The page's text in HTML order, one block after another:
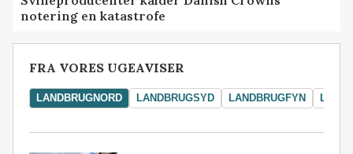
notering en katastrofe
FRA VORES UGEAVISER
LANDBRUGNORD LANDBRUGSYD LANDBRUGFYN